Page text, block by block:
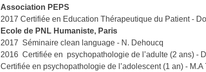
Association PEPS
2017 Certifiée en Education Thérapeutique du Patient -
Ecole de PNL Humaniste, Paris
2017 Séminaire clean language - N. Dehoucq
2016 Certifiée en psychopathologie de l’adulte (2 ans) -
Certifiée en psychopathologie de l’adolescent (1 an) - M.A